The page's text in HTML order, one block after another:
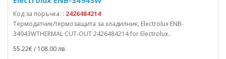
Код за поръчка: : 2426484214
Термодатчик/термозащита за хладилник, Electrolux ENB-
34943WTHERMAL CUT-OUT 2426484214 for Electrolux..
55.22€ / 108.00 лв.